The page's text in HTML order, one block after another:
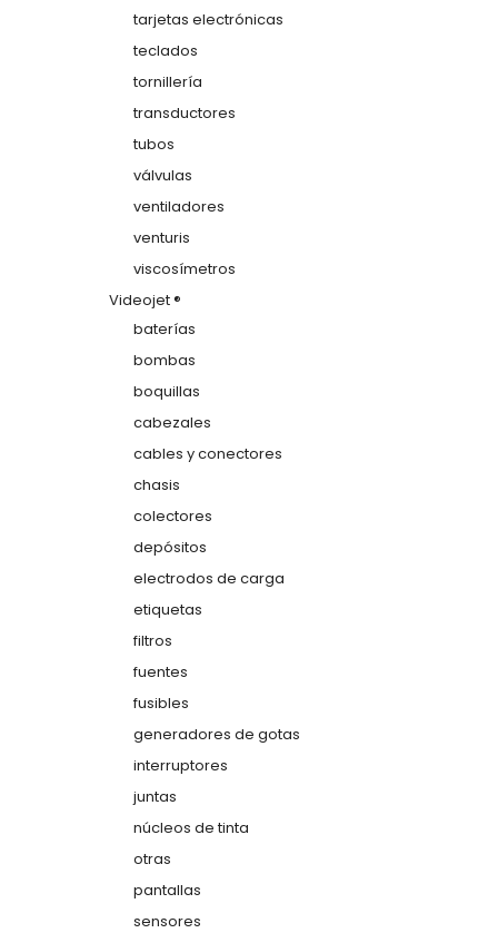
tarjetas electrónicas
teclados
tornillería
transductores
tubos
válvulas
ventiladores
venturis
viscosímetros
Videojet ®
baterías
bombas
boquillas
cabezales
cables y conectores
chasis
colectores
depósitos
electrodos de carga
etiquetas
filtros
fuentes
fusibles
generadores de gotas
interruptores
juntas
núcleos de tinta
otras
pantallas
sensores